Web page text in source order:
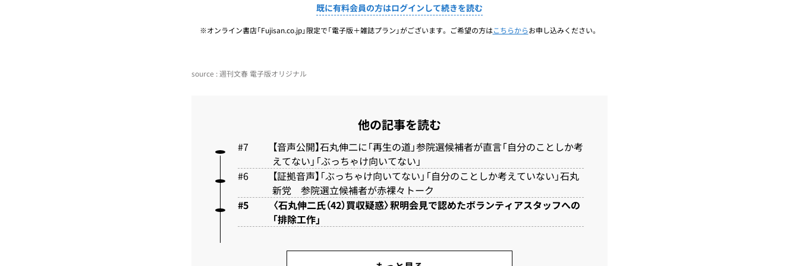
既に有料会員の方はログインして続きを読む
※オンライン書店「Fujisan.co.jp」限定で「電子版＋雑誌プラン」がございます。ご希望の方はこちらからお申し込みください。
source : 週刊文春 電子版オリジナル
他の記事を読む
【音声公開】石丸伸二に「再生の道」参院選候補者が直言「自分のことしか考
えてない」「ぶっちゃけ向いてない」
【証拠音声】「ぶっちゃけ向いてない」「自分のことしか考えていない」石丸
新党 参院選立候補者が赤裸々トーク
〈石丸伸二氏（42）買収疑惑〉釈明会見で認めたボランティアスタッフへの
「排除工作」